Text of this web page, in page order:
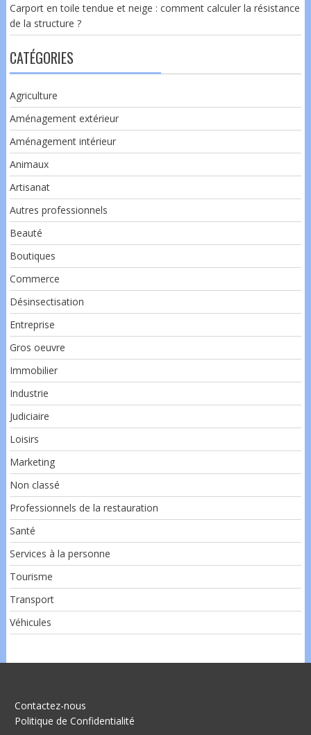
Carport en toile tendue et neige : comment calculer la résistance
de la structure ?
CATÉGORIES
Agriculture
Aménagement extérieur
Aménagement intérieur
Animaux
Artisanat
Autres professionnels
Beauté
Boutiques
Commerce
Désinsectisation
Entreprise
Gros oeuvre
Immobilier
Industrie
Judiciaire
Loisirs
Marketing
Non classé
Professionnels de la restauration
Santé
Services à la personne
Tourisme
Transport
Véhicules
Contactez-nous
Politique de Confidentialité